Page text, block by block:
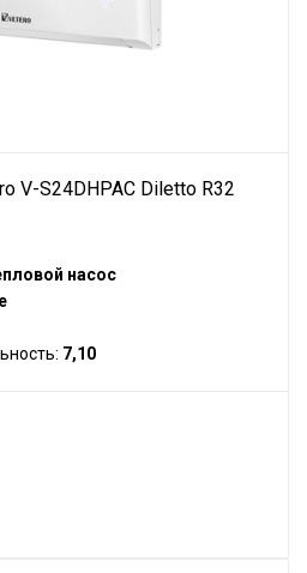
V-S24DHPAC Diletto R32
насос
7,10